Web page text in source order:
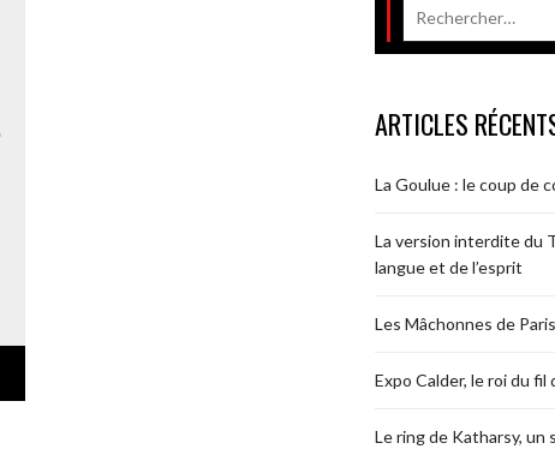
ARTICLES
La Goulue : le coup de
La version interdite du
langue et de l’esprit
Les Mâchonnes de
Expo Calder, le roi du fil
Le ring de Katharsy, un